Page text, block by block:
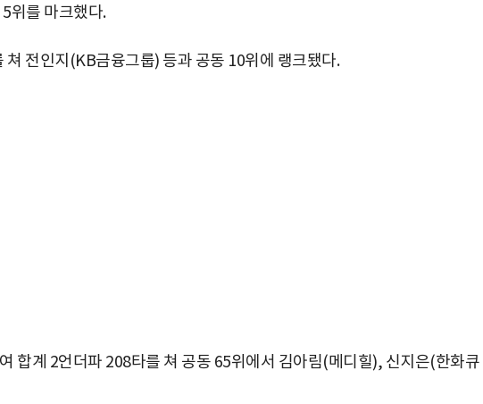
위를 마크했다.
전인지(KB금융그룹) 등과 공동 10위에 랭크됐다.
합계 2언더파 208타를 쳐 공동 65위에서 김아림(메디힐), 신지은(한화큐